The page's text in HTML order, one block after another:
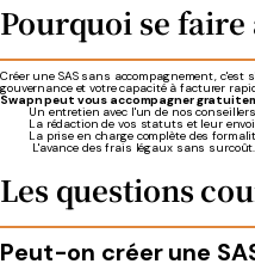
Pourquoi se faire
Créer une SAS sans accompagnement,
gouvernance et votre capacité à facturer
Swapn peut vous accompagner
Un entretien avec l'un de nos
La rédaction de vos statuts et leur
La prise en charge complète des
L'avance des frais légaux sans surcoût.
Les questions
Peut-on créer une